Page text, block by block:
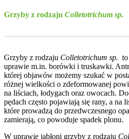
Grzyby z rodzaju Colletotrichum sp.
Grzyby z rodzaju Colletotrichum sp.
uprawie m.in. borówki i truskawki.
której objawów możemy szukać w
różnej wielkości o zdeformowanej
na liściach, łodygach oraz owocach.
pędach często pojawiają się rany, a na
które prowadzą do przedwczesnego
zamierają, co powoduje spadek plonu.
W uprawie jabłoni grzyby z rodzaju